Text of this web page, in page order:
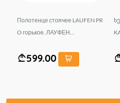
Полотенце стоячее LAUFEN PR
O горькое. ЛАУФЕН...
599.00